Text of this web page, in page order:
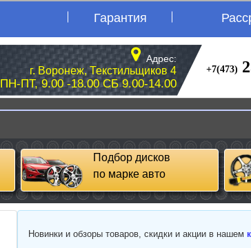
Гарантия
Адрес:
г. Воронеж, Текстильщиков 4
ПН-ПТ, 9.00 -18.00 СБ 9.00-14.00
+7(473)
Подбор дисков
по марке авто
Новинки и обзоры товаров, скидки и акции в нашем